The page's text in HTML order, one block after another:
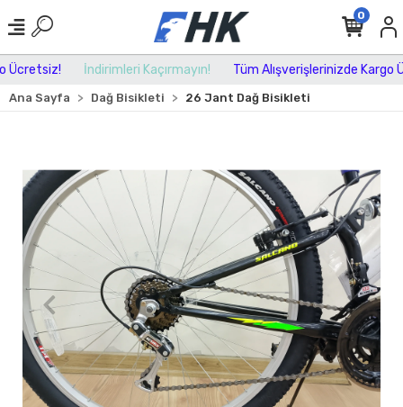
İndirimleri Kaçırmayın! Tüm Alışverişlerinizde Kargo
0
Ana Sayfa Dağ Bisikleti 26 Jant Dağ Bisikleti